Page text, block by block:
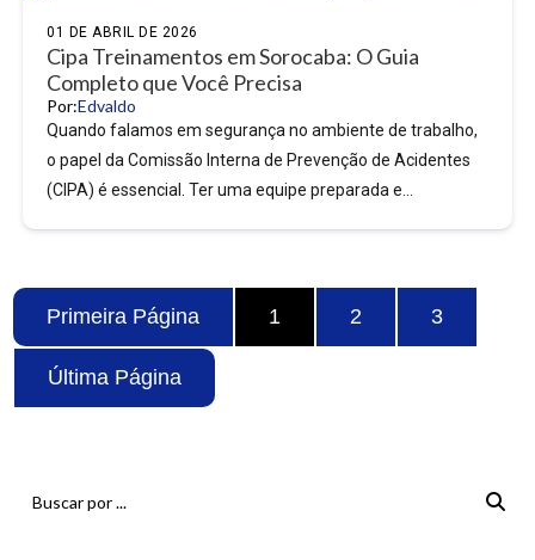
Cipa Treinamentos em Sorocaba: O Guia
Completo que Você Precisa
01 DE ABRIL DE 2026
Por:Edvaldo
Quando falamos em segurança no ambiente de trabalho,
o papel da Comissão Interna de Prevenção de Acidentes
(CIPA) é essencial. Ter uma equipe preparada e...
Primeira Página 1 2 3
Última Página